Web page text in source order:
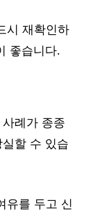
시 재확인하
좋습니다.
례가 종종
할 수 있습
유를 두고 신